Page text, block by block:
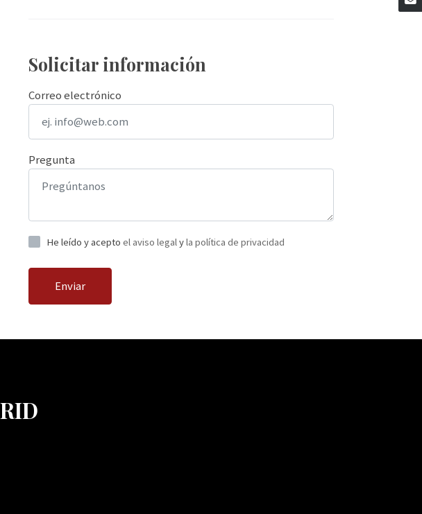
Solicitar información
Correo electrónico
Pregunta
He leído y acepto el aviso legalyla política de privacidad
Enviar